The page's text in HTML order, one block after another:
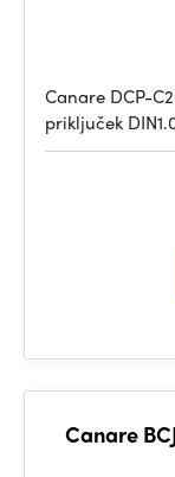
Canare DCP-
priključek
Canare